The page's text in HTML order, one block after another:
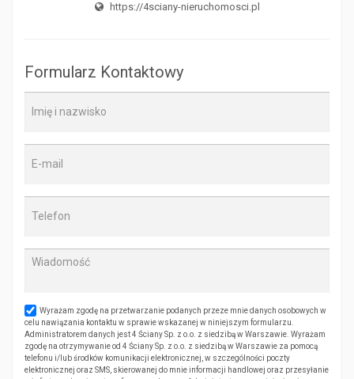
https://4sciany-nieruchomosci.pl
Formularz Kontaktowy
Wyrażam zgodę na przetwarzanie podanych przeze mnie danych osobowych w
celu nawiązania kontaktu w sprawie wskazanej w niniejszym formularzu.
Administratorem danych jest 4 Ściany Sp. z o.o. z siedzibą w Warszawie. Wyrażam
zgodę na otrzymywanie od 4 Ściany Sp. z o.o. z siedzibą w Warszawie za pomocą
telefonu i/lub środków komunikacji elektronicznej, w szczególności poczty
elektronicznej oraz SMS, skierowanej do mnie informacji handlowej oraz przesyłanie